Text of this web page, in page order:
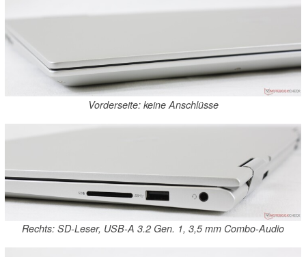
Vorderseite: keine Anschlüsse
Rechts: SD-Leser, USB-A 3.2 Gen. 1, 3,5 mm Combo-Audio